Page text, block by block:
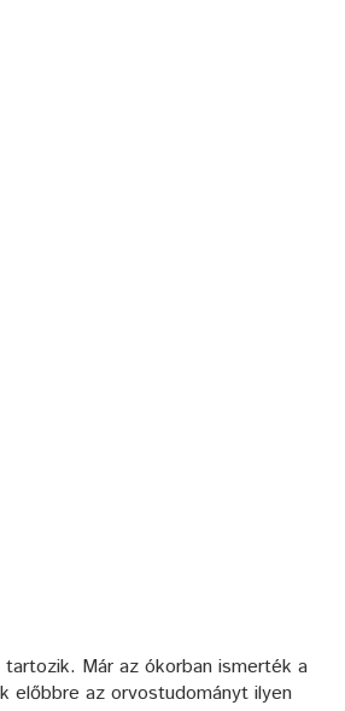
Már az ókorban ismerték a
előbbre az orvostudományt ilyen